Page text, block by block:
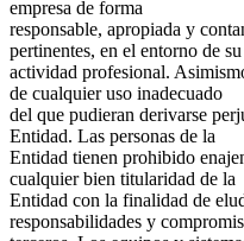
empresa de forma
responsable, apropiada y
pertinentes, en el entorno de su
actividad profesional.
de cualquier uso inadecuado
del que pudieran derivarse
Entidad. Las personas de la
Entidad tienen prohibido
cualquier bien titularidad de la
Entidad con la finalidad de
responsabilidades y